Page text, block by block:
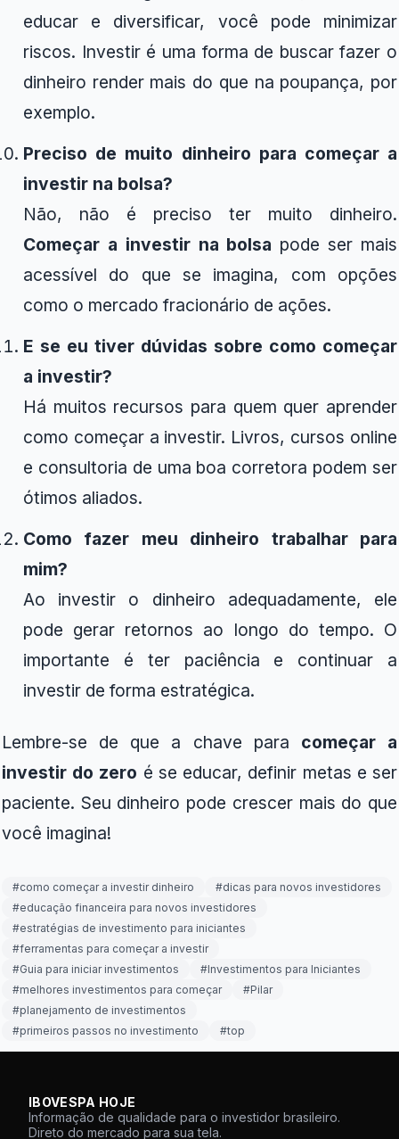
educar e diversificar, você pode minimizar
riscos. Investir é uma forma de buscar fazer o
dinheiro render mais do que na poupança, por
exemplo.
Preciso de muito dinheiro para começar a
investir na bolsa?
Não, não é preciso ter muito dinheiro.
Começar a investir na bolsa pode ser mais
acessível do que se imagina, com opções
como o mercado fracionário de ações.
E se eu tiver dúvidas sobre como começar
a investir?
Há muitos recursos para quem quer aprender
como começar a investir. Livros, cursos online
e consultoria de uma boa corretora podem ser
ótimos aliados.
Como fazer meu dinheiro trabalhar para
mim?
Ao investir o dinheiro adequadamente, ele
pode gerar retornos ao longo do tempo. O
importante é ter paciência e continuar a
investir de forma estratégica.
Lembre-se de que a chave para começar a
investir do zero é se educar, definir metas e ser
paciente. Seu dinheiro pode crescer mais do que
você imagina!
#como começar a investir dinheiro #dicas para novos investidores
#educação financeira para novos investidores
#estratégias de investimento para iniciantes
#ferramentas para começar a investir
#Guia para iniciar investimentos #Investimentos para Iniciantes
#melhores investimentos para começar #Pilar
#planejamento de investimentos
#primeiros passos no investimento #top
IBOVESPA HOJE
Informação de qualidade para o investidor brasileiro.
Direto do mercado para sua tela.